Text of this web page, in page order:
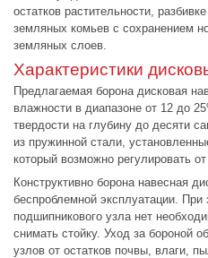
остатков растительности,
земляных комьев с сохранением
земляных слоев.
Характеристики
Предлагаемая борона дисковая
влажности в диапазоне от 12 до
твердости на глубину до десяти
из пружинной стали,
который возможно регулировать
Конструктивно борона навесная
беспроблемной эксплуатации. При
подшипникового узла нет
снимать стойку. Уход за бороной
узлов от остатков почвы, влаги,